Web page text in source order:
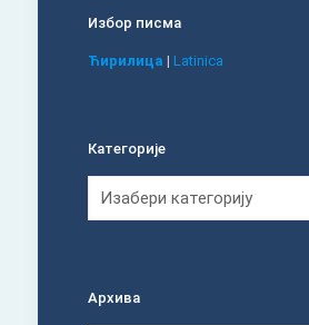
Избор писма
Ћирилица | Latinica
Категорије
Архива